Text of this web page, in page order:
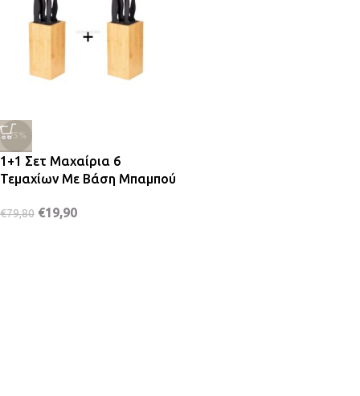
-75%
1+1 Σετ Μαχαίρια 6
Τεμαχίων Με Βάση Μπαμπού
€79,80 €19,90